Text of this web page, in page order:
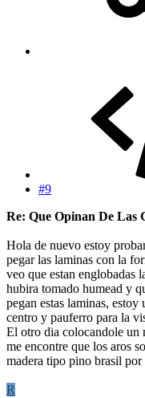
#9
Re: Que Opinan De Las
Hola de nuevo estoy
pegar las laminas con la
veo que estan englobadas
hubira tomado humead y
pegan estas laminas,
centro y pauferro para la
El otro dia colocandole un
me encontre que los aros
madera tipo pino brasil
R